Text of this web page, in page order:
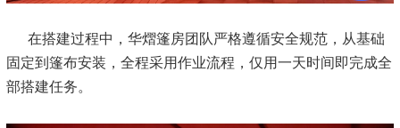
在搭建过程中，华熠篷房团队严格遵循安全规范，从基础
固定到篷布安装，全程采用作业流程，仅用一天时间即完成全
部搭建任务。